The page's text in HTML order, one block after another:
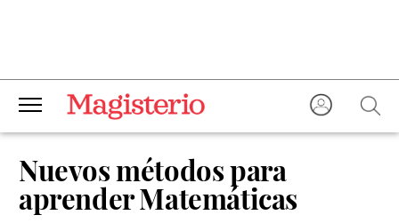
Nuevos métodos para
aprender Matemáticas